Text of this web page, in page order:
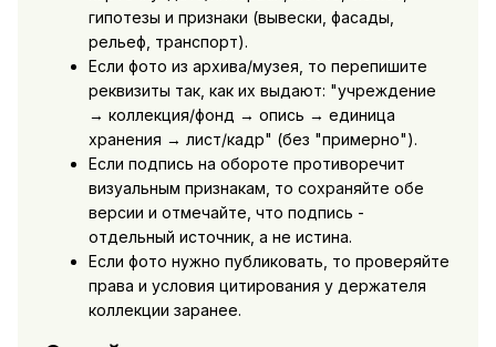
гипотезы и признаки (вывески, фасады,
рельеф, транспорт).
Если фото из архива/музея, то перепишите
реквизиты так, как их выдают: "учреждение
→ коллекция/фонд → опись → единица
хранения → лист/кадр" (без "примерно").
Если подпись на обороте противоречит
визуальным признакам, то сохраняйте обе
версии и отмечайте, что подпись -
отдельный источник, а не истина.
Если фото нужно публиковать, то проверяйте
права и условия цитирования у держателя
коллекции заранее.